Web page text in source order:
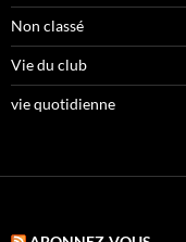
Non classé
Vie du club
vie quotidienne